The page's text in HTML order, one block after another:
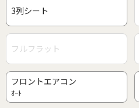
3列シート
フルフラット
フロントエアコン
ｵｰﾄ